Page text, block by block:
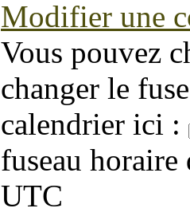
Modifier une
Vous pouvez
changer le
calendrier ici :
fuseau
UTC